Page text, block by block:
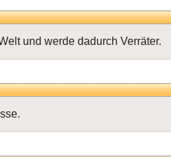
und werde dadurch Verräter.